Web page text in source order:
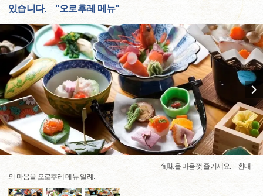
있습니다. "오로후레 메뉴"
旬味을 마음껏 즐기세요. 환대
의 마음을 오로후레 메뉴 일례.